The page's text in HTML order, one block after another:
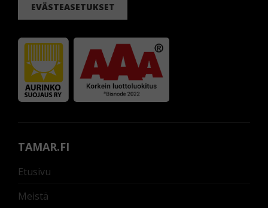
EVÄSTEASETUKSET
TAMAR.FI
Etusivu
Meistä